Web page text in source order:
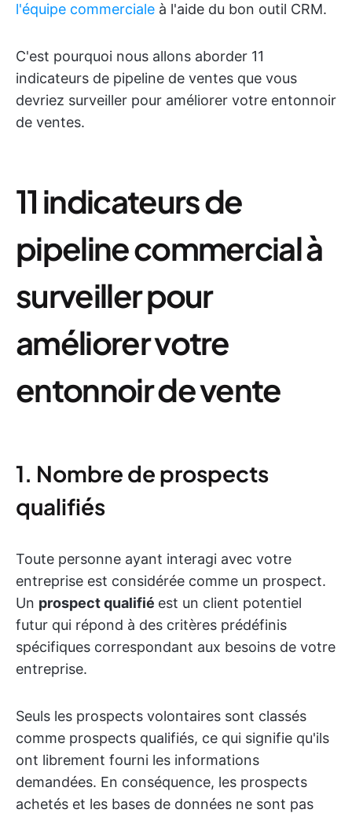
l'équipe commerciale à l'aide du bon outil CRM.
C'est pourquoi nous allons aborder 11
indicateurs de pipeline de ventes que vous
devriez surveiller pour améliorer votre entonnoir
de ventes.
11 indicateurs de
pipeline commercial à
surveiller pour
améliorer votre
entonnoir de vente
1. Nombre de prospects
qualifiés
Toute personne ayant interagi avec votre
entreprise est considérée comme un prospect.
Un prospect qualifié est un client potentiel
futur qui répond à des critères prédéfinis
spécifiques correspondant aux besoins de votre
entreprise.
Seuls les prospects volontaires sont classés
comme prospects qualifiés, ce qui signifie qu'ils
ont librement fourni les informations
demandées. En conséquence, les prospects
achetés et les bases de données ne sont pas